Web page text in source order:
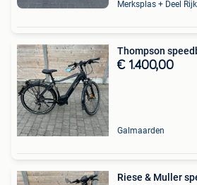
Merksplas + Deel
Thompson
€ 1.400,00
Galmaarden
Riese & Muller